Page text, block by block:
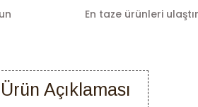
En taze ürünleri
Ürün Açıklaması